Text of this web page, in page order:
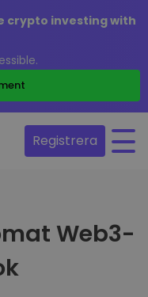
crypto investing with
Registrera
Web3-